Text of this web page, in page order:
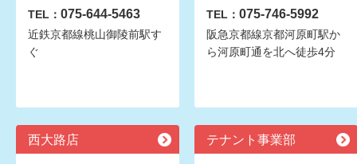
TEL： 075-644-5463
近鉄京都線桃山御陵前駅す
ぐ
TEL： 075-746-5992
阪急京都線京都河原町駅か
ら河原町通を北へ徒歩4分
西大路店 テナント事業部